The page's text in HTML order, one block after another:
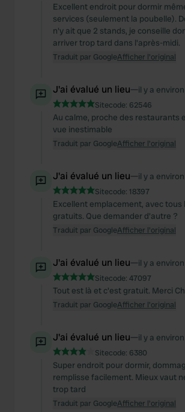
Excellent endroit pour dormir
services (seulement la poubelle).
n'y ait que 2 stands, je conseille
arriver trop tard dans l'après-midi.
Traduit par GoogleAfficher l'original
J'ai évalué un lieu—il y a
Sitecode: 62546
Au calme, proche des restaurants
vue inestimable
Traduit par GoogleAfficher l'original
J'ai évalué un lieu—il y a
Sitecode: 18397
Excellent emplacement, avec tous
gratuits. Que demander d'autre ?
Traduit par GoogleAfficher l'original
J'ai évalué un lieu—il y a
Sitecode: 47097
Tout est là et c'est gratuit. Merci
Traduit par GoogleAfficher l'original
J'ai évalué un lieu—il y a
Sitecode: 6380
Super endroit pour dormir,
remplisse facilement. Mieux vaut
trop tard
Traduit par GoogleAfficher l'original